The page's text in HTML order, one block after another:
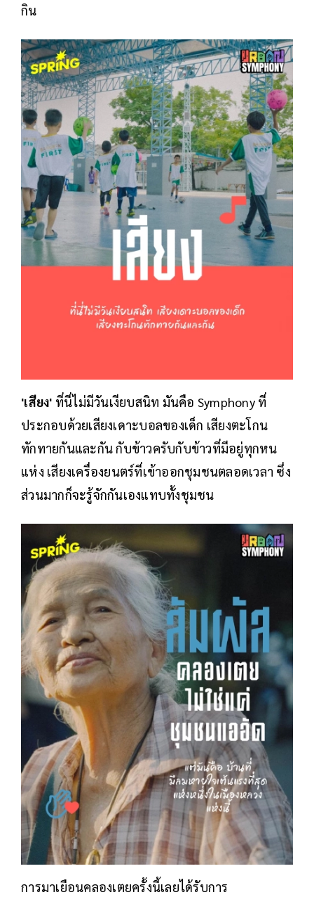
กิน
'เสียง' ที่นี่ไม่มีวันเงียบสนิท มันคือ Symphony ที่
ประกอบด้วยเสียงเดาะบอลของเด็ก เสียงตะโกน
ทักทายกันและกัน กับข้าวครับกับข้าวที่มีอยู่ทุกหน
แห่ง เสียงเครื่องยนตร์ที่เข้าออกชุมชนตลอดเวลา ซึ่ง
ส่วนมากก็จะรู้จักกันเองแทบทั้งชุมชน
การมาเยือนคลองเตยครั้งนี้เลยได้รับการ